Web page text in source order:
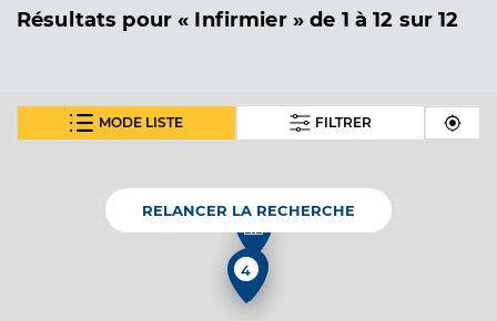
Résultats dans Annuaire
pour « Infirmier » de 1 à 12 sur 12
MODE LISTE FILTRER
En fonction de votre recherche nous vous proposons 1
Annuaire de l'accessibilité des cabinets
Carte thématique
2
4
RELANCER LA RECHERCHE